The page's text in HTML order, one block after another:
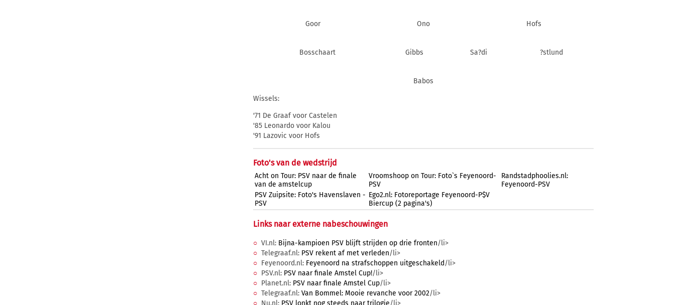
Goor Ono Hofs
Bosschaart Gibbs Sa?di ?stlund
Babos
Wissels:
'71 De Graaf voor Castelen
'85 Leonardo voor Kalou
'91 Lazovic voor Hofs
Foto's van de wedstrijd
Acht on Tour: PSV naar de finale
van de amstelcup
Vroomshoop on Tour: Foto`s Feyenoord-
PSV
Randstadphoolies.nl:
Feyenoord-PSV
PSV Zuipsite: Foto's Havenslaven -
PSV
Ego2.nl: Fotoreportage Feyenoord-P$V
Biercup (2 pagina's)
Links naar externe nabeschouwingen
VI.nl: Bijna-kampioen PSV blijft strijden op drie fronten/li>
Telegraaf.nl: PSV rekent af met verleden/li>
Feyenoord.nl: Feyenoord na strafschoppen uitgeschakeld /li>
PSV.nl: PSV naar finale Amstel Cup!/li>
Planet.nl: PSV naar finale Amstel Cup/li>
Telegraaf.nl: Van Bommel: Mooie revanche voor 2002/li>
Nu.nl: PSV lonkt nog steeds naar trilogie/li>